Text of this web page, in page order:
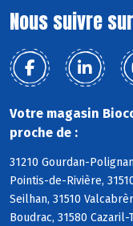
Nous suivre sur
Votre magasin
proche de :
31210 Gourdan-
Pointis-de-Rivière,
Seilhan, 31510
Boudrac, 31580 Cazaril-